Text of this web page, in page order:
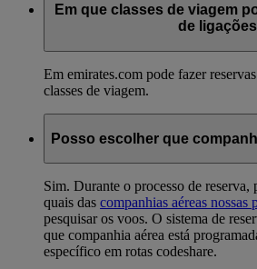
Em que classes de viagem
de
Em emirates.com pode fazer
classes de viagem.
Posso escolher que
Sim. Durante o processo de reserva,
quais das companhias aéreas nossas
pesquisar os voos. O sistema de
que companhia aérea está
específico em rotas codeshare.